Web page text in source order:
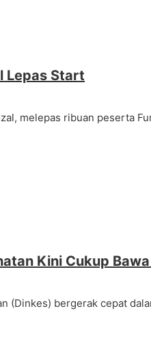
Lepas Start
melepas ribuan peserta
Kini Cukup
(Dinkes) bergerak cepat